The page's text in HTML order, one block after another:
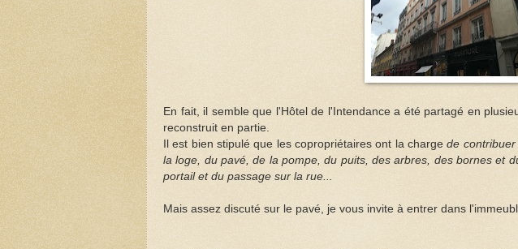
En fait, il semble que l'Hôtelde l'Intendance a été partagé en
reconstruit en partie.
Il est bien stipulé que les copropriétaires ont la chargede contribuer
la loge, du pavé, de la pompe, du puits, des arbres, des bornes et
portail et du passage sur la rue...
Mais assez discuté sur le pavé, je vous invite à entrer dans